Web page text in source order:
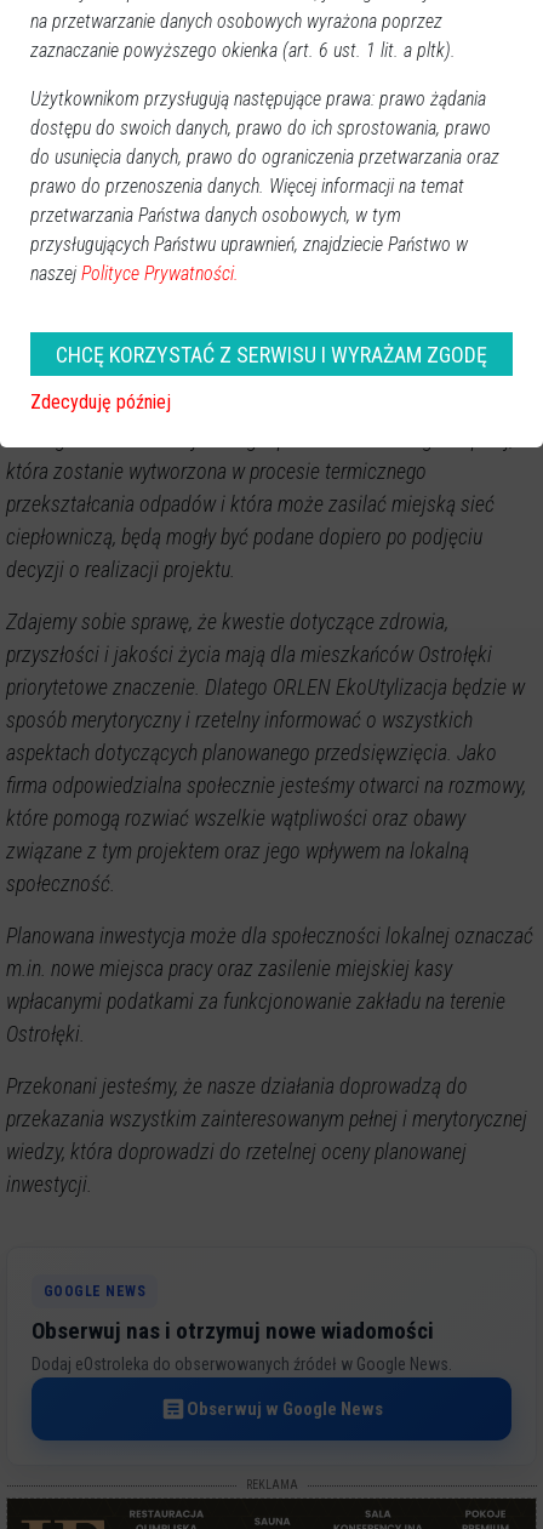
potencjalnych zagrożeń związanych z prowadzeniem procesów
technologicznych, które mogą mieć miejsce w instalacjach
przemysłowych, dlatego w ramach prowadzonego projektu,
zostanie między innymi wykonana analiza zagrożeń (HAZOP),
która ma na celu zidentyfikowanie wszystkich potencjalnych
niebezpieczeństw związanych z prowadzonym procesem. Na
podstawie wyników tej analizy zostaną wdrożone na etapie
projektowym rozwiązania, które wyeliminują lub maksymalnie
ograniczą prawdopodobieństwo wystąpienia sytuacji awaryjnych,
również zaznaczyć, że planowana inwestycja posiadać będzie
która zostanie wytworzona w procesie termicznego
przekształcania odpadów i która może zasilać miejską sieć
ciepłowniczą, będą mogły być podane dopiero po podjęciu
decyzji o realizacji projektu.
Zdajemy sobie sprawę, że kwestie dotyczące zdrowia,
przyszłości i jakości życia mają dla mieszkańców Ostrołęki
priorytetowe znaczenie. Dlatego ORLEN EkoUtylizacja będzie w
sposób merytoryczny i rzetelny informować o wszystkich
aspektach dotyczących planowanego przedsięwzięcia. Jako
firma odpowiedzialna społecznie jesteśmy otwarci na rozmowy,
które pomogą rozwiać wszelkie wątpliwości oraz obawy
związane z tym projektem oraz jego wpływem na lokalną
społeczność.
Planowana inwestycja może dla społeczności lokalnej oznaczać
m.in. nowe miejsca pracy oraz zasilenie miejskiej kasy
wpłacanymi podatkami za funkcjonowanie zakładu na terenie
Ostrołęki.
Przekonani jesteśmy, że nasze działania doprowadzą do
przekazania wszystkim zainteresowanym pełnej i merytorycznej
wiedzy, która doprowadzi do rzetelnej oceny planowanej
inwestycji.
GOOGLE NEWS
Obserwuj nas i otrzymuj nowe wiadomości
Dodaj eOstroleka do obserwowanych źródeł w Google News.
Obserwuj w Google News
REKLAMA
na przetwarzanie danych osobowych wyrażona poprzez
zaznaczanie powyższego okienka (art. 6 ust. 1 lit. a pltk).
Użytkownikom przysługują następujące prawa: prawo żądania
dostępu do swoich danych, prawo do ich sprostowania, prawo
do usunięcia danych, prawo do ograniczenia przetwarzania oraz
prawo do przenoszenia danych. Więcej informacji na temat
przetwarzania Państwa danych osobowych, w tym
przysługujących Państwu uprawnień, znajdziecie Państwo w
naszej Polityce Prywatności.
CHCĘ KORZYSTAĆ Z SERWISU I WYRAŻAM ZGODĘ
Zdecyduję później